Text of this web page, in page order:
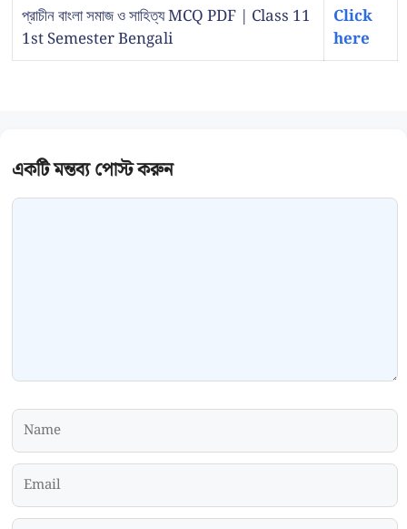
প্রাচীন বাংলা সমাজ ও সাহিত্য MCQ PDF | Class 11
1st Semester Bengali
Click
here
Comment
Name
Email